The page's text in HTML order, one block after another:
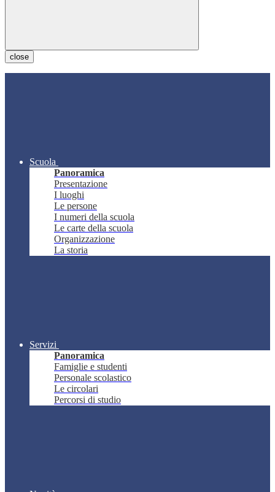
close
Scuola
Panoramica
Presentazione
I luoghi
Le persone
I numeri della scuola
Le carte della scuola
Organizzazione
La storia
Servizi
Panoramica
Famiglie e studenti
Personale scolastico
Le circolari
Percorsi di studio